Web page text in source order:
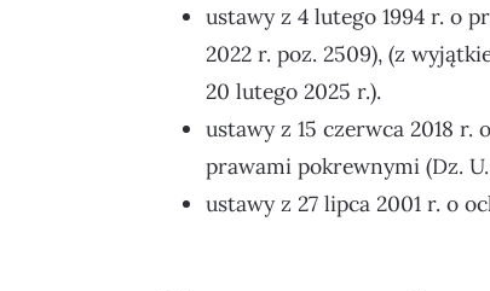
ustawy z 4 lutego 1994 r. o
2022 r. poz. 2509), (z
20 lutego 2025 r.).
ustawy z 15 czerwca 2018
prawami pokrewnymi (Dz. U.
ustawy z 27 lipca 2001 r. o